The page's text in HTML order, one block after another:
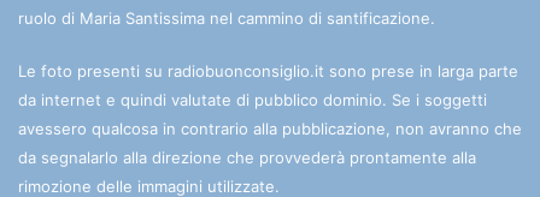
ruolo di Maria Santissima nel cammino di santificazione.
Le foto presenti su radiobuonconsiglio.it sono prese in larga parte
da internet e quindi valutate di pubblico dominio. Se i soggetti
avessero qualcosa in contrario alla pubblicazione, non avranno che
da segnalarlo alla direzione che provvederà prontamente alla
rimozione delle immagini utilizzate.